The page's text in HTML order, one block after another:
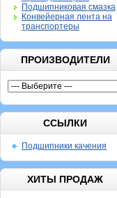
Подшипниковая смазка
Конвейерная лента на
транспортеры
ПРОИЗВОДИТЕЛИ
ССЫЛКИ
Подшипники качения
ХИТЫ ПРОДАЖ